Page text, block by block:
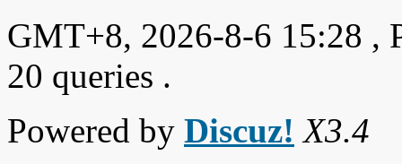
GMT+8, 2026-8-6 15:28 ,
20 queries .
Powered by Discuz! X3.4